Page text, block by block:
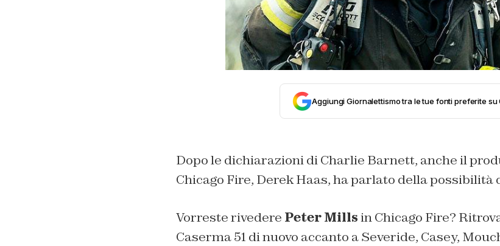
Aggiungi Giornalettismo tra le tue fonti preferite su
Dopo le dichiarazioni di Charlie Barnett, anche il
Chicago Fire, Derek Haas, ha parlato della
Vorreste rivedere Peter Millsin Chicago Fire?
Caserma 51 di nuovo accanto a Severide, Casey,